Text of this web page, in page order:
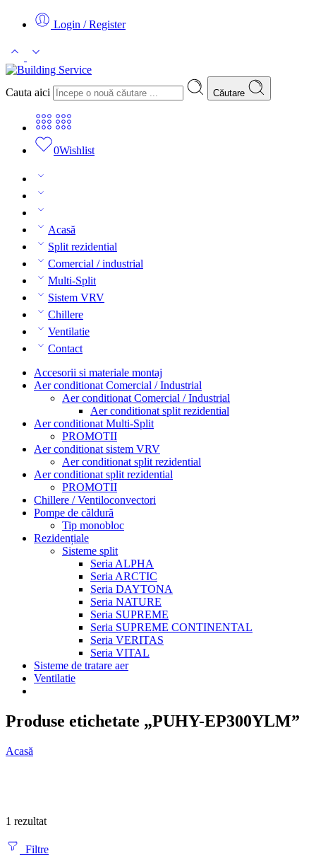
Login / Register
Cauta aici Căutare
0Wishlist
Acasă
Split rezidential
Comercial / industrial
Multi-Split
Sistem VRV
Chillere
Ventilatie
Contact
Accesorii si materiale montaj
Aer conditionat Comercial / Industrial
Aer conditionat Comercial / Industrial
Aer conditionat split rezidential
Aer conditionat Multi-Split
PROMOTII
Aer conditionat sistem VRV
Aer conditionat split rezidential
Aer conditionat split rezidential
PROMOTII
Chillere / Ventiloconvectori
Pompe de căldură
Tip monobloc
Rezidențiale
Sisteme split
Seria ALPHA
Seria ARCTIC
Seria DAYTONA
Seria NATURE
Seria SUPREME
Seria SUPREME CONTINENTAL
Seria VERITAS
Seria VITAL
Sisteme de tratare aer
Ventilatie
Produse etichetate „PUHY-EP300YLM”
Acasă
1 rezultat
Filtre